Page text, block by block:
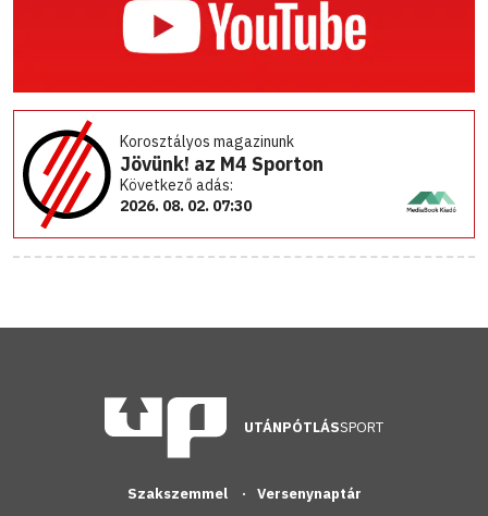
Korosztályos magazinunk
Jövünk! az M4 Sporton
Következő adás:
2026. 08. 02. 07:30
UTÁNPÓTLÁSSPORT
Szakszemmel Versenynaptár